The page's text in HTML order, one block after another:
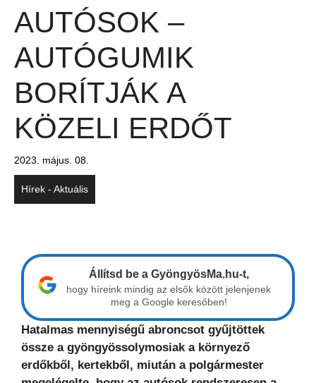
AUTÓSOK –
AUTÓGUMIK
BORÍTJÁK A
KÖZELI ERDŐT
2023. május. 08.
Hírek - Aktuális
Állítsd be a GyöngyösMa.hu-t,
hogy híreink mindig az elsők között jelenjenek
meg a Google keresőben!
Hatalmas mennyiségű abroncsot gyűjtöttek
össze a gyöngyössolymosiak a környező
erdőkből, kertekből, miután a polgármester